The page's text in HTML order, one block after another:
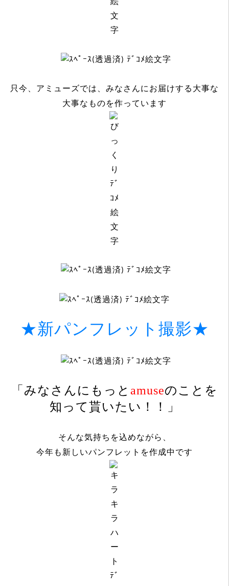
只今、アミューズでは、みなさんにお届けする大事な
大事なものを作っています
★新パンフレット撮影★
「みなさんにもっと amuseのことを
知って貰いたい！！」
そんな気持ちを込めながら、
今年も新しいパンフレットを作成中です